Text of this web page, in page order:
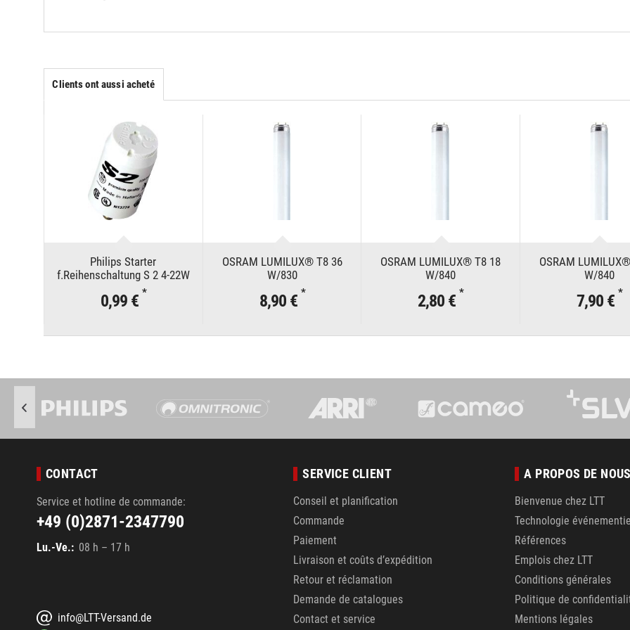
Clients ont aussi acheté
Philips Starter
f.Reihenschaltung S 2 4-22W
0,99 € *
OSRAM LUMILUX® T8 36
W/830
8,90 € *
OSRAM LUMILUX® T8 18
W/840
2,80 € *
OSRAM
W/840
7,90 € *
CONTACT
Service et hotline de commande:
+49 (0)2871-2347790
Lu.-Ve.: 08 h – 17 h
info@LTT-Versand.de
SERVICE CLIENT
Conseil et planification
Commande
Paiement
Livraison et coûts d’expédition
Retour et réclamation
Demande de catalogues
Contact et service
A PROPOS DE NOUS
Bienvenue chez LTT
Technologie
Références
Emplois chez LTT
Conditions générales
Politique de
Mentions légales